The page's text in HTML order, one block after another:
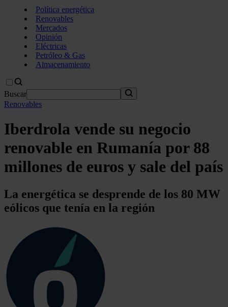
Política energética
Renovables
Mercados
Opinión
Eléctricas
Petróleo & Gas
Almacenamiento
Buscar
Renovables
Iberdrola vende su negocio
renovable en Rumanía por 88
millones de euros y sale del país
La energética se desprende de los 80 MW
eólicos que tenía en la región